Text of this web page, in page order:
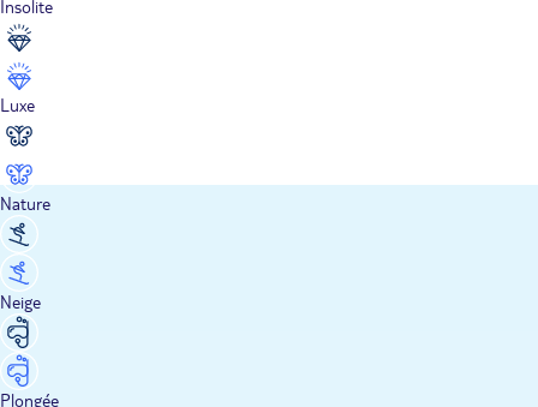
Insolite
Luxe
Nature
Neige
Plongée